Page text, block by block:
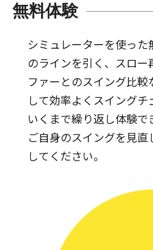
無料体験
シミュレーターを使っ
のラインを引く、スロ
ファーとのスイング比
して効率よくスイング
いくまで繰り返し体験
ご自身のスイングを見
してください。